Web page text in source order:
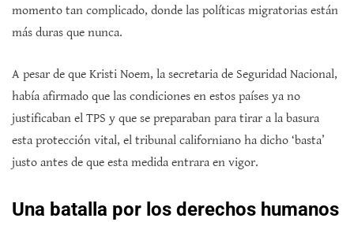
momento tan complicado, donde las políticas migratorias están
más duras que nunca.
A pesar de que Kristi Noem, la secretaria de Seguridad Nacional,
había afirmado que las condiciones en estos países ya no
justificaban el TPS y que se preparaban para tirar a la basura
esta protección vital, el tribunal californiano ha dicho ‘basta’
justo antes de que esta medida entrara en vigor.
Una batalla por los derechos humanos